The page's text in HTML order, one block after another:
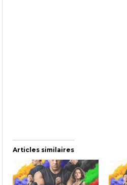
Articles similaires